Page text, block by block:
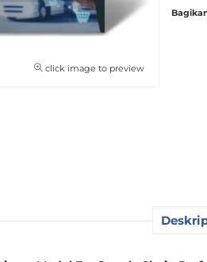
click image to preview